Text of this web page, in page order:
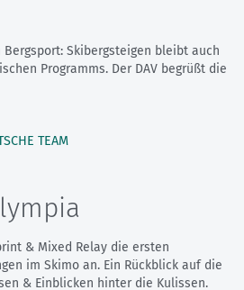
Skibergsteigen bleibt auch
Programms. Der DAV begrüßt die
TEAM
& Mixed Relay die ersten
im Skimo an. Ein Rückblick auf die
& Einblicken hinter die Kulissen.